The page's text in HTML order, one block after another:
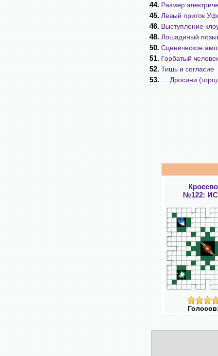
44. Размер
45. Левый приток
46. Выступление
48. Лошадиный
50. Сценическое
51. Горбатый
52. Тишь и согласие
53. … Дросини
№122: